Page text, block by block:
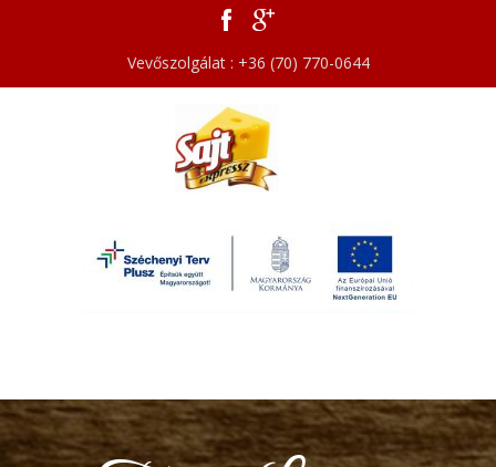
Vevőszolgálat : +36 (70) 770-0644